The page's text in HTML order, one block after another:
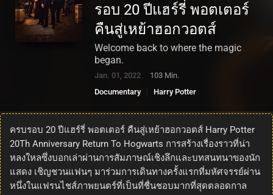
รอบ 20 ปีแฮร์รี่ พอตเตอร์
คืนสู่เหย้าฮอกวอตส์
Welcome back to where the magic
began.
Jan. 01, 2022
103 Min.
Documentary
Harry Potter
ครบรอบ 20 ปีแฮร์รี่ พอตเตอร์ คืนสู่เหย้าฮอกวอตส์ Harry Potter
20Th Anniversary Return To Hogwarts การสร้างเรื่องราวที่น่า
หลงใหลซึ่งบอกเล่าผ่านการสัมภาษณ์เชิงลึกและบทสนทนาของนัก
แสดง เชิญชวนแฟนๆ มาร่วมการเดินทางครั้งแรกที่มหัศจรรย์ผ่าน
หนึ่งในแฟรนไชส์ภาพยนตร์ที่เป็นที่ชื่นชอบมากที่สุดตลอดกาล